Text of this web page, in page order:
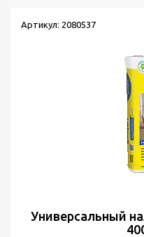
Артикул: 2080537
Универсальный